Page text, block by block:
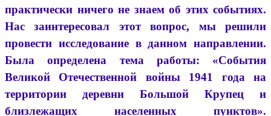
практически ничего не знаем об этих событиях.
Нас заинтересовал этот вопрос, мы решили
провести исследование в данном направлении.
Была определена тема работы: «События
Великой Отечественной войны 1941 года на
территории деревни Большой Крупец и
близлежащих населенных пунктов».